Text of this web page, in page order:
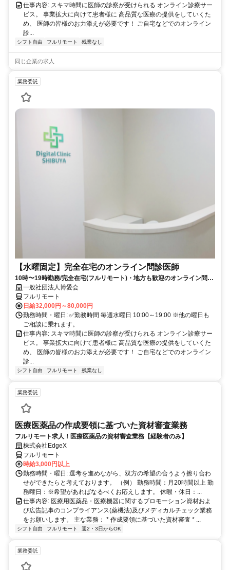
仕事内容: スキマ時間に医師の診察が受けられる オンライン診療サー
ビス。 事業拡大に向けて患者様に 高品質な医療の提供をしていくた
め、 医師の皆様のお力添えが必要です！ ご自宅などでのオンライン
診...
シフト自由 フルリモート 残業なし
同じ企業の求人
業務委託
【水曜固定】完全在宅のオンライン問診医師
10時〜19時勤務/完全在宅(フルリモート)・地方も歓迎のオンライン問診
業務一般社団法人博愛会
フルリモート
日給32,000円～80,000円
勤務時間・曜日: ✅勤務時間 毎週水曜日 10:00～19:00 ※他の曜日も
ご相談に乗れます。
仕事内容: スキマ時間に医師の診察が受けられる オンライン診療サー
ビス。 事業拡大に向けて患者様に 高品質な医療の提供をしていくた
め、 医師の皆様のお力添えが必要です！ ご自宅などでのオンライン
診...
シフト自由 フルリモート 残業なし
業務委託
医療医薬品の作成要領に基づいた資材審査業務
フルリモート求人！医療医薬品の資材審査業務【経験者のみ】
株式会社EdgeX
フルリモート
時給3,000円以上
勤務時間・曜日: 選考を進めながら、双方の希望の合うよう擦り合わ
せができたらと考えております。 （例） 勤務時間：月20時間以上 勤
務曜日：※希望があればなるべくお応えします。 休暇・休日：...
仕事内容: 医療用医薬品・医療機器に関するプロモーション資材およ
び広告記事のコンプライアンス(薬機法)及びメディカルチェック業務
をお願いします。 主な業務： * 作成要領に基づいた資材審査 * ...
シフト自由 フルリモート 週2・3日からOK
業務委託